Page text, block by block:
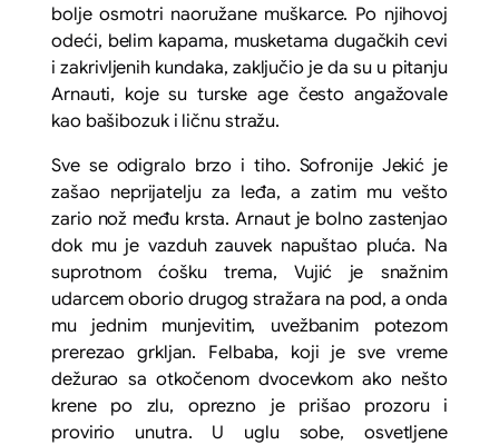
bolje osmotri naoružane muškarce. Po njihovoj
odeći, belim kapama, musketama dugačkih cevi
i zakrivljenih kundaka, zaključio je da su u pitanju
Arnauti, koje su turske age često angažovale
kao bašibozuk i ličnu stražu.
Sve se odigralo brzo i tiho. Sofronije Jekić je
zašao neprijatelju za leđa, a zatim mu vešto
zario nož među krsta. Arnaut je bolno zastenjao
dok mu je vazduh zauvek napuštao pluća. Na
suprotnom ćošku trema, Vujić je snažnim
udarcem oborio drugog stražara na pod, a onda
mu jednim munjevitim, uvežbanim potezom
prerezao grkljan. Felbaba, koji je sve vreme
dežurao sa otkočenom dvocevkom ako nešto
krene po zlu, oprezno je prišao prozoru i
provirio unutra. U uglu sobe, osvetljene